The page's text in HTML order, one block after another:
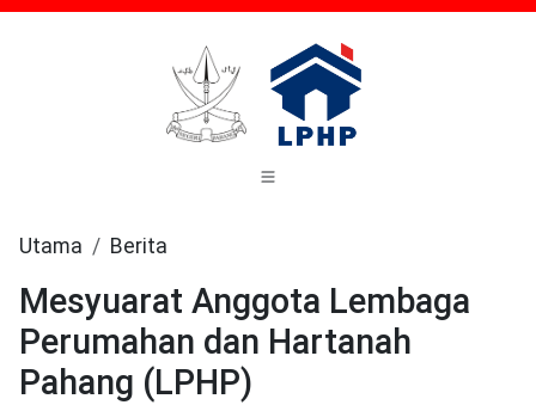
Utama Berita
Mesyuarat Anggota Lembaga
Perumahan dan Hartanah
Pahang (LPHP)